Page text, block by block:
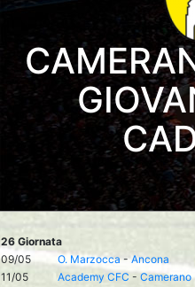
26 Giornata
09/05
O. Marzocca-Ancona
11/05
Academy CFC - Camerano